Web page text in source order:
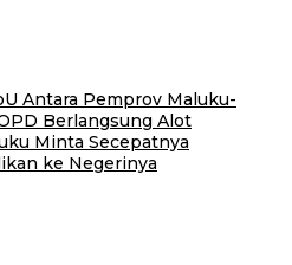
Antara Pemprov Maluku-
Berlangsung Alot
Minta Secepatnya
ke Negerinya